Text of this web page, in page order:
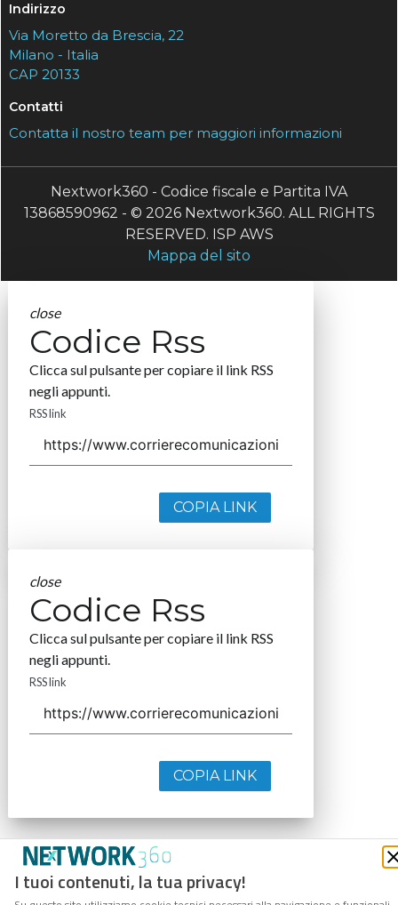
I tuoi contenuti, la tua privacy!
Indirizzo
Via Moretto da Brescia, 22
Milano - Italia
CAP 20133
Contatti
Contatta il nostro team per maggiori informazioni
Nextwork360 - Codice fiscale e Partita IVA
13868590962 - © 2026 Nextwork360. ALL RIGHTS
RESERVED. ISP AWS
Mappa del sito
close
Codice Rss
Clicca sul pulsante per copiare il link RSS
negli appunti.
RSS link
COPIA LINK
close
Codice Rss
Clicca sul pulsante per copiare il link RSS
negli appunti.
RSS link
COPIA LINK